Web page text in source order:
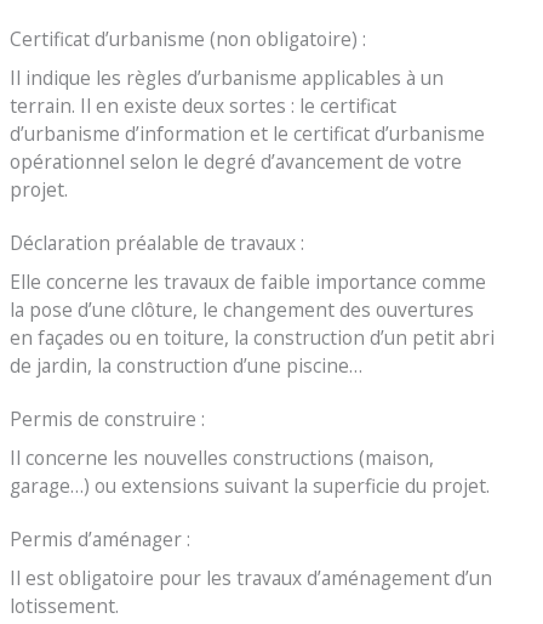
Certificat d’urbanisme (non obligatoire) :
Il indique les règles d’urbanisme applicables à un
terrain. Il en existe deux sortes : le certificat
d’urbanisme d’information et le certificat d’urbanisme
opérationnel selon le degré d’avancement de votre
projet.
Déclaration préalable de travaux :
Elle concerne les travaux de faible importance comme
la pose d’une clôture, le changement des ouvertures
en façades ou en toiture, la construction d’un petit abri
de jardin, la construction d’une piscine…
Permis de construire :
Il concerne les nouvelles constructions (maison,
garage…) ou extensions suivant la superficie du projet.
Permis d’aménager :
Il est obligatoire pour les travaux d’aménagement d’un
lotissement.